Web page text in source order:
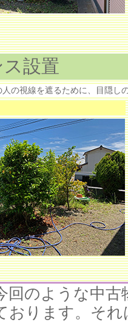
設置
の視線を遮るために、目隠し
回のような中
おります。そ